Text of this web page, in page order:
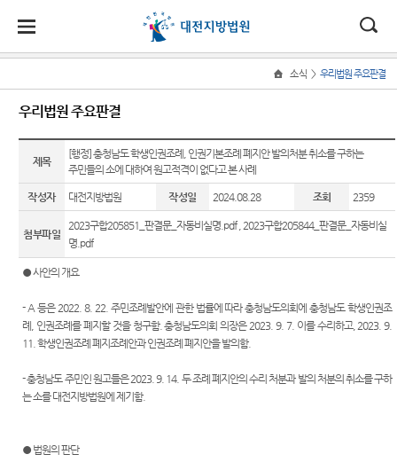
법원
소개
법원장
인사말
연혁
조직 및
전화번
호
재판개
정 및
법정안
관할구
시/군법
지원
소개
홍성지
원
공주지
원
논산지
원
서산지
원
원
소식
새소식
원 주요
판결
포토뉴
스
홍보관
법원게
E-mail
민원
사회적
약자 통
합적 사
법
사법접
내
법률상
담안내
자주묻
는질문
관안내
정보
사건검
색
자료실
판결서
사본 제
공신청
판결서
인터넷
열람
각급법
소통
법원에
바란다
부조리
신고센
터
법원견
학
정보공
개
방청 신
청
소식 > 우리법원 주요판결
우리법원 주요판결
제목
[행정] 충청남도 학생인권조례, 인권기본조례 폐지안 발의처분 취소를 구하는
주민들의 소에 대하여 원고적격이 없다고 본 사례
작성자 대전지방법원 작성일 2024.08.28 조회 2359
첨부파일
2023구합205851_판결문_자동비실명.pdf, 2023구합205844_판결문_자동비실
명.pdf
● 사안의 개요
- A 등은 2022. 8. 22. 주민조례발안에 관한 법률에 따라 충청남도의회에 충청남도 학생인권조
례, 인권조례를 폐지할 것을 청구함. 충청남도의회 의장은 2023. 9. 7. 이를 수리하고, 2023. 9.
11. 학생인권조례 폐지조례안과 인권조례 폐지안을 발의함.
- 충청남도 주민인 원고들은 2023. 9. 14. 두 조례 폐지안의 수리 처분과 발의 처분의 취소를 구하
는 소를 대전지방법원에 제기함.
● 법원의 판단
원
개
민
원
보
소
통